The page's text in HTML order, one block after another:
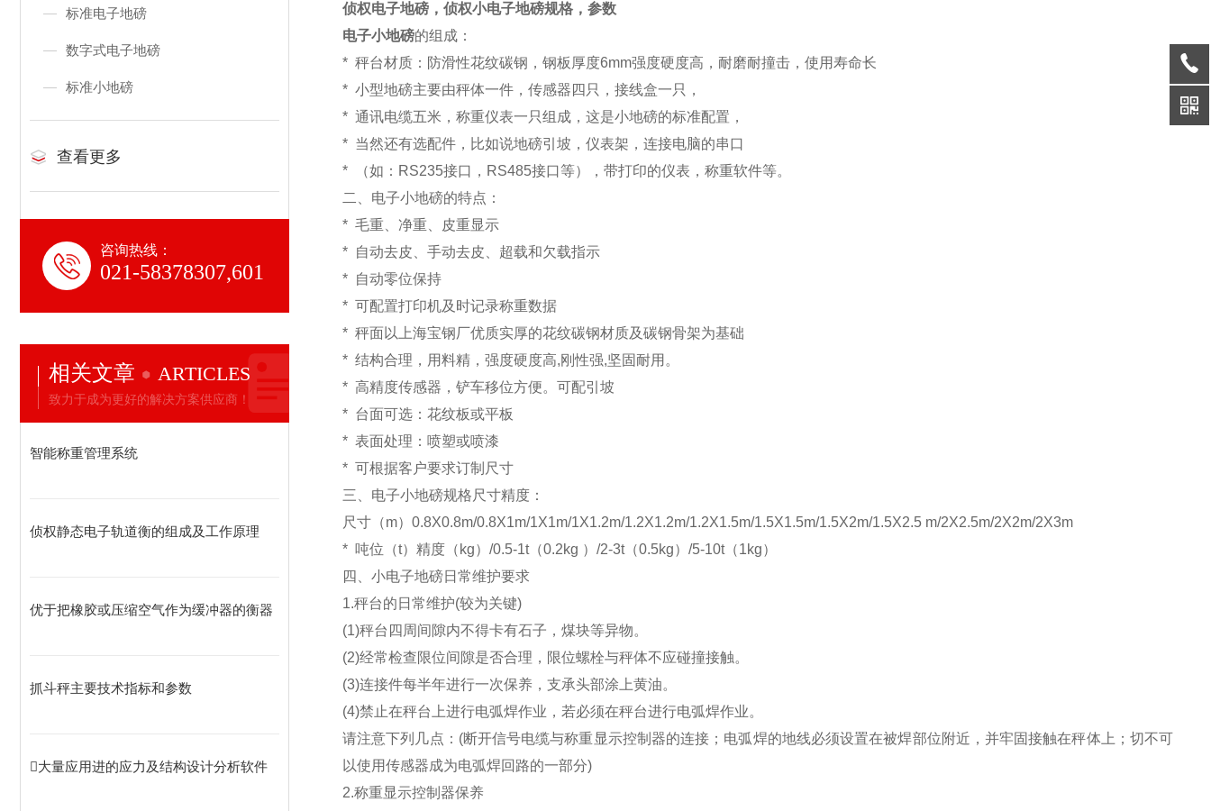
标准电子地磅
数字式电子地磅
标准小地磅
查看更多
咨询热线：
021-58378307,601
相关文章 ARTICLES
致力于成为更好的解决方案供应商！
智能称重管理系统
侦权静态电子轨道衡的组成及工作原理
优于把橡胶或压缩空气作为缓冲器的衡器
抓斗秤主要技术指标和参数
大量应用进的应力及结构设计分析软件
侦权电子地磅，侦权小电子地磅规格，参数
电子小地磅的组成：
* 秤台材质：防滑性花纹碳钢，钢板厚度6mm强度硬度高，耐磨耐撞击，使用寿命长
* 小型地磅主要由秤体一件，传感器四只，接线盒一只，
* 通讯电缆五米，称重仪表一只组成，这是小地磅的标准配置，
* 当然还有选配件，比如说地磅引坡，仪表架，连接电脑的串口
* （如：RS235接口，RS485接口等），带打印的仪表，称重软件等。
二、电子小地磅的特点：
* 毛重、净重、皮重显示
* 自动去皮、手动去皮、超载和欠载指示
* 自动零位保持
* 可配置打印机及时记录称重数据
* 秤面以上海宝钢厂优质实厚的花纹碳钢材质及碳钢骨架为基础
* 结构合理，用料精，强度硬度高,刚性强,坚固耐用。
* 高精度传感器，铲车移位方便。可配引坡
* 台面可选：花纹板或平板
* 表面处理：喷塑或喷漆
* 可根据客户要求订制尺寸
三、电子小地磅规格尺寸精度：
尺寸（m）0.8X0.8m/0.8X1m/1X1m/1X1.2m/1.2X1.2m/1.2X1.5m/1.5X1.5m/1.5X2m/1.5X2.5 m/2X2.5m/2X2m/2X3m
* 吨位（t）精度（kg）/0.5-1t（0.2kg ）/2-3t（0.5kg）/5-10t（1kg）
四、小电子地磅日常维护要求
1.秤台的日常维护(较为关键)
(1)秤台四周间隙内不得卡有石子，煤块等异物。
(2)经常检查限位间隙是否合理，限位螺栓与秤体不应碰撞接触。
(3)连接件每半年进行一次保养，支承头部涂上黄油。
(4)禁止在秤台上进行电弧焊作业，若必须在秤台进行电弧焊作业。
请注意下列几点：(断开信号电缆与称重显示控制器的连接；电弧焊的地线必须设置在被焊部位附近，并牢固接触在秤体上；切不可
以使用传感器成为电弧焊回路的一部分)
2.称重显示控制器保养